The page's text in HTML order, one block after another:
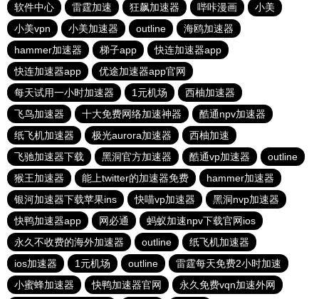
软件中心
雷霆加速 狂飙加速器 哔咔漫画
小美
小美vpn
小美加速器 outline
海鸥加速器
hammer加速器
梯子app
快连加速器app
快连加速器app
优途加速器app官网
每天试用一小时加速器
1元机场
西柚加速器
飞鸟加速器
十大免费网络加速神器
酷通npv加速器
纸飞机加速器
极光aurora加速器
西柚加速
飞驰加速器下载
黑洞官方加速器 酷通vp加速器
outline
猴王加速器
能上twitter的加速器免费
hammer加速器
银河加速器下载苹果ins
快喵vp加速器
黑洞nvp加速器
快鸭加速器app
网必通
蚂蚁加速npv下载官网ios
永久不收费的海外加速器
outline
纸飞机加速器
ios加速器
1元机场 outline
雷霆每天免费2小时加速
小蜜蜂加速器
快鸭加速器官网 永久免费vqn加速外网